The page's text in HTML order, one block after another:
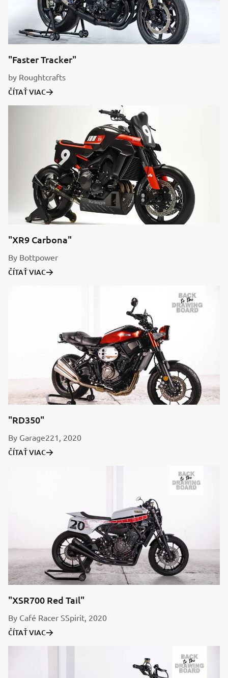
"Faster Tracker"
by Roughtcrafts
ČÍTAŤ VIAC
"XR9 Carbona"
By Bottpower
ČÍTAŤ VIAC
"RD350"
By Garage221, 2020
ČÍTAŤ VIAC
"XSR700 Red Tail"
By Café Racer SSpirit, 2020
ČÍTAŤ VIAC